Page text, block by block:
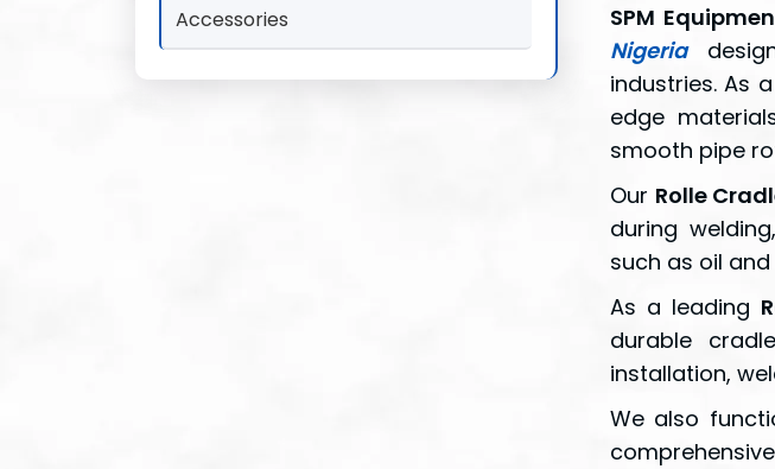
Accessories SPM
Nigeria
industries. As
edge
smooth pipe
Our Rolle
during
such as oil
As a leading
durable
installation,
We also